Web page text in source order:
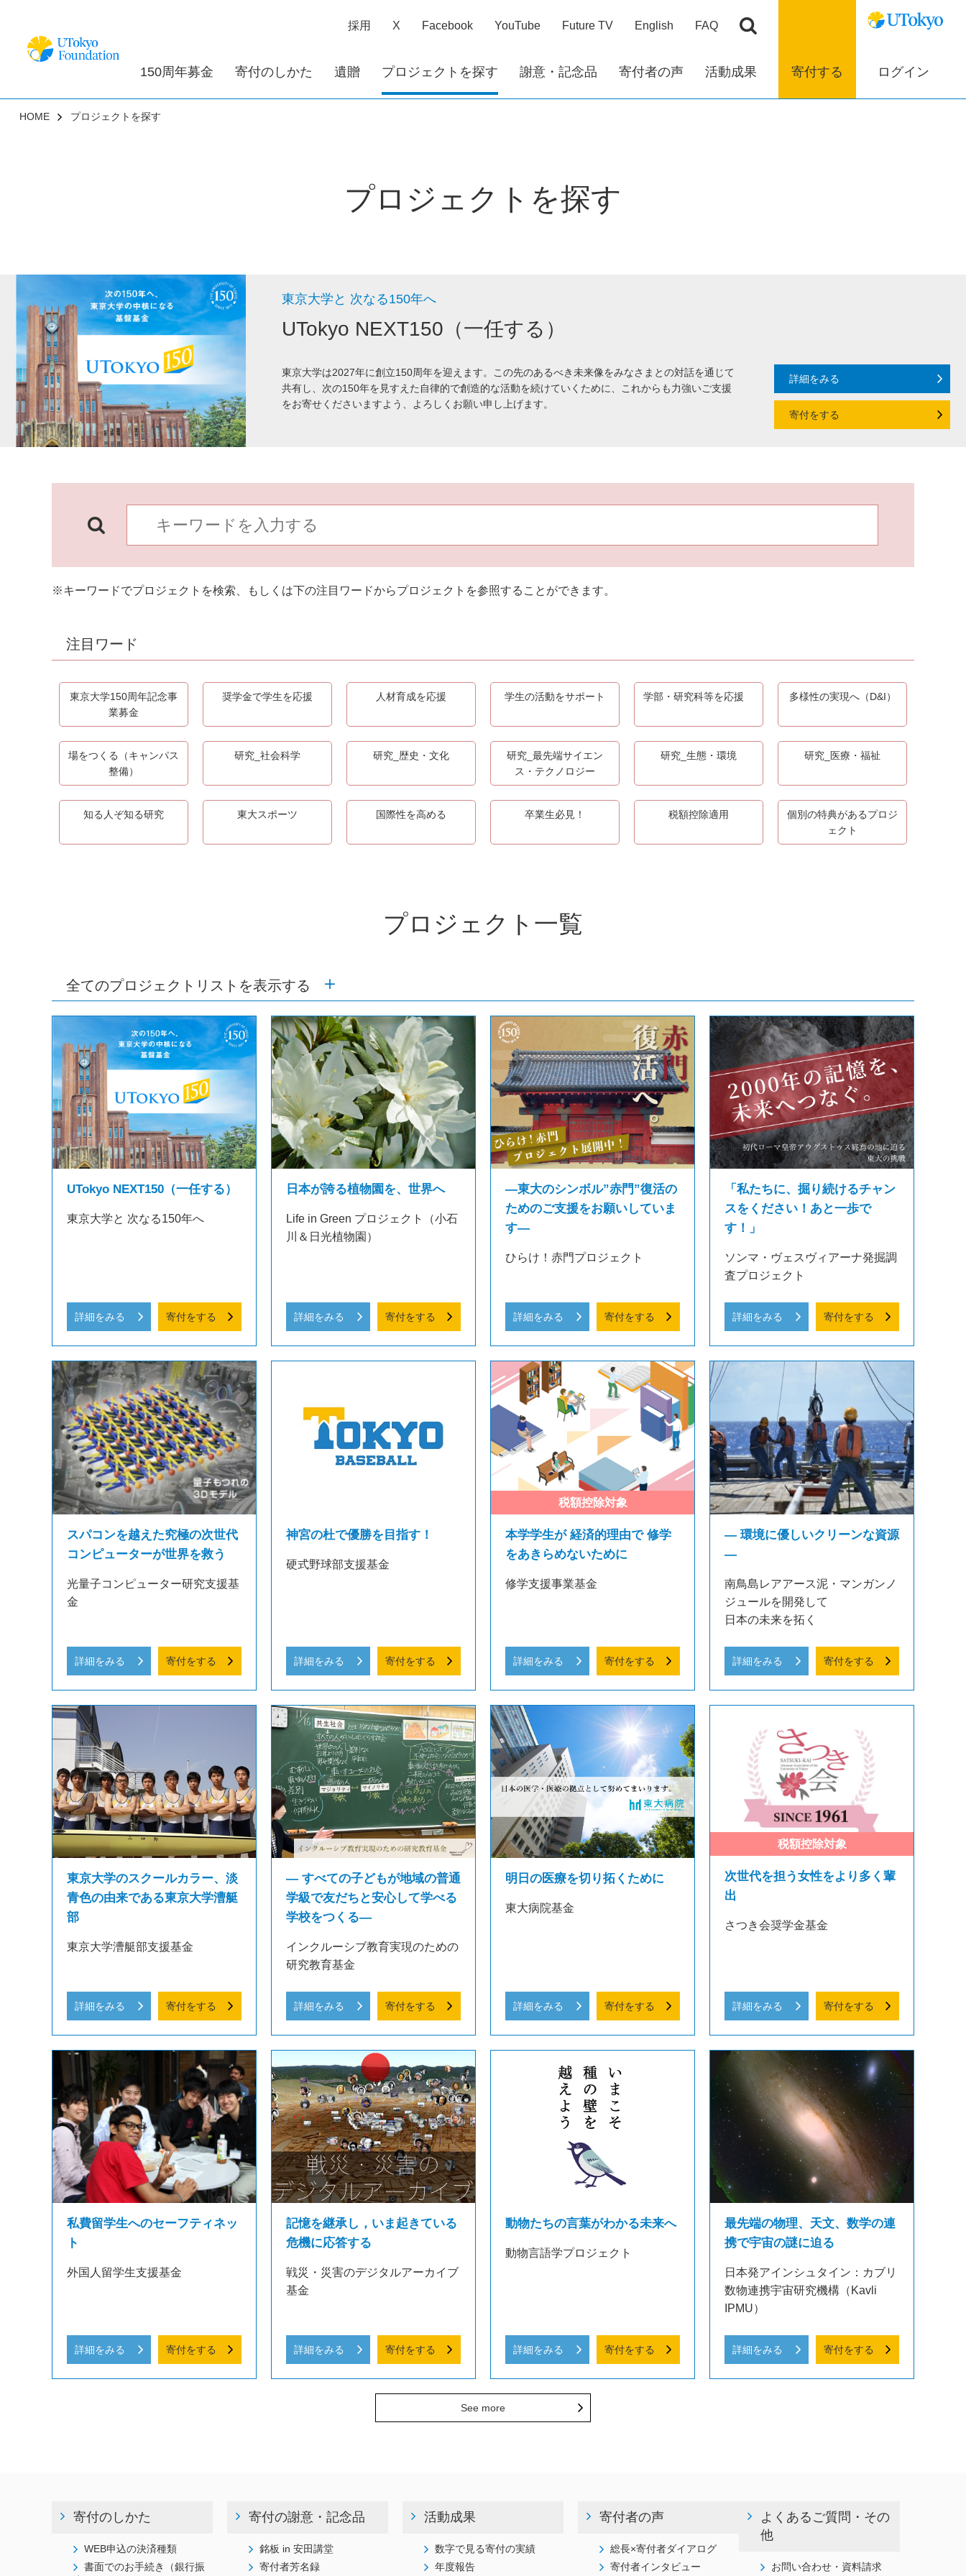
採用 X Facebook YouTube Future TV English FAQ
150周年募金 寄付のしかた 遺贈 プロジェクトを探す 謝意・記念品 寄付者の声 活動成果 寄付する ログイン
HOME プロジェクトを探す
プロジェクトを探す
東京大学と 次なる150年へ
UTokyo NEXT150（一任する）
東京大学は2027年に創立150周年を迎えます。この先のあるべき未来像をみなさまとの対話を通じて
共有し、次の150年を見すえた自律的で創造的な活動を続けていくために、これからも力強いご支援
をお寄せくださいますよう、よろしくお願い申し上げます。
詳細をみる
寄付をする
※キーワードでプロジェクトを検索、もしくは下の注目ワードからプロジェクトを参照することができます。
注目ワード
東京大学150周年記念事
業募金
奨学金で学生を応援 人材育成を応援 学生の活動をサポート 学部・研究科等を応援 多様性の実現へ（D&I）
場をつくる（キャンパス
整備）
研究_社会科学 研究_歴史・文化
研究_最先端サイエン
ス・テクノロジー
研究_生態・環境 研究_医療・福祉
知る人ぞ知る研究 東大スポーツ 国際性を高める 卒業生必見！ 税額控除適用
個別の特典があるプロジ
ェクト
プロジェクト一覧
全てのプロジェクトリストを表示する
UTokyo NEXT150（一任する）
東京大学と 次なる150年へ
詳細をみる 寄付をする
日本が誇る植物園を、世界へ
Life in Green プロジェクト（小石
川＆日光植物園）
詳細をみる 寄付をする
―東大のシンボル”赤門”復活の
ためのご支援をお願いしていま
す―
ひらけ！赤門プロジェクト
詳細をみる 寄付をする
「私たちに、掘り続けるチャン
スをください！あと一歩で
す！」
ソンマ・ヴェスヴィアーナ発掘調
査プロジェクト
詳細をみる 寄付をする
スパコンを越えた究極の次世代
コンピューターが世界を救う
光量子コンピューター研究支援基
金
詳細をみる 寄付をする
神宮の杜で優勝を目指す！
硬式野球部支援基金
詳細をみる 寄付をする
本学学生が 経済的理由で 修学
をあきらめないために
修学支援事業基金
詳細をみる 寄付をする
― 環境に優しいクリーンな資源
―
南鳥島レアアース泥・マンガンノ
ジュールを開発して
日本の未来を拓く
詳細をみる 寄付をする
東京大学のスクールカラー、淡
青色の由来である東京大学漕艇
部
東京大学漕艇部支援基金
詳細をみる 寄付をする
― すべての子どもが地域の普通
学級で友だちと安心して学べる
学校をつくる―
インクルーシブ教育実現のための
研究教育基金
詳細をみる 寄付をする
明日の医療を切り拓くために
東大病院基金
詳細をみる 寄付をする
次世代を担う女性をより多く輩
出
さつき会奨学金基金
詳細をみる 寄付をする
私費留学生へのセーフティネッ
ト
外国人留学生支援基金
詳細をみる 寄付をする
記憶を継承し，いま起きている
危機に応答する
戦災・災害のデジタルアーカイブ
基金
詳細をみる 寄付をする
動物たちの言葉がわかる未来へ
動物言語学プロジェクト
詳細をみる 寄付をする
最先端の物理、天文、数学の連
携で宇宙の謎に迫る
日本発アインシュタイン：カブリ
数物連携宇宙研究機構（Kavli
IPMU）
詳細をみる 寄付をする
See more
寄付のしかた
WEB申込の決済種類
書面でのお手続き（銀行振
寄付の謝意・記念品
銘板 in 安田講堂
寄付者芳名録
活動成果
数字で見る寄付の実績
年度報告
寄付者の声
総長×寄付者ダイアログ
寄付者インタビュー
よくあるご質問・その
他
お問い合わせ・資料請求